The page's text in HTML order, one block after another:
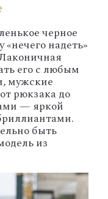
черное
надеть»
его с любым
мужские
рюкзака до
— яркой
быть
из